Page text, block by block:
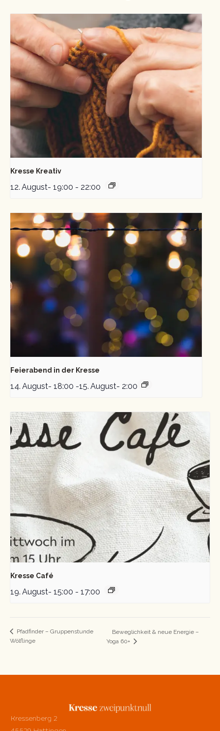
Kresse Kreativ
12. August- 19:00 - 22:00
Feierabend in der Kresse
14. August- 18:00 -15. August- 2:00
Kresse Café
19. August- 15:00 - 17:00
Pfadfinder – Gruppenstunde
Wölflinge
Beweglichkeit & neue Energie –
Yoga 60+
Kressenberg 2